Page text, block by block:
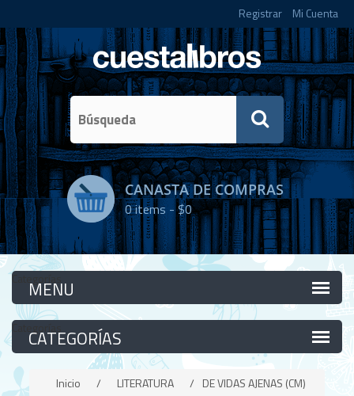
Registrar Mi Cuenta
CANASTA DE COMPRAS
0items -$0
Categorías
Categorías
Inicio / LITERATURA / DE VIDAS AJENAS (CM)